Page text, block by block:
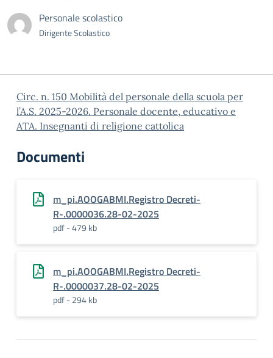
Personale scolastico
Dirigente Scolastico
Circ. n. 150 Mobilità del personale della scuola per
l’A.S. 2025-2026. Personale docente, educativo e
ATA. Insegnanti di religione cattolica
Documenti
m_pi.AOOGABMI.Registro Decreti-
R-.0000036.28-02-2025
pdf - 479 kb
m_pi.AOOGABMI.Registro Decreti-
R-.0000037.28-02-2025
pdf - 294 kb